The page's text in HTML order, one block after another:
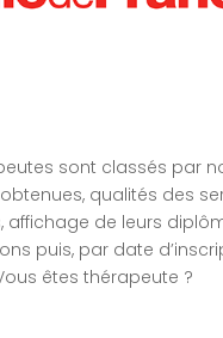
sont classés par
qualités des
affichage de leurs
puis, par date
êtes thérapeute ?